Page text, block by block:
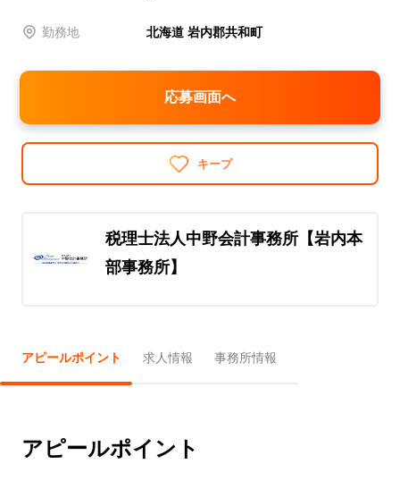
勤務地 北海道 岩内郡共和町
応募画面へ
キープ
税理士法人中野会計事務所【岩内本
部事務所】
アピールポイント 求人情報 事務所情報
アピールポイント